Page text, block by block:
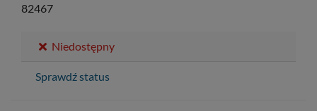
82467
Niedostępny
Sprawdź status